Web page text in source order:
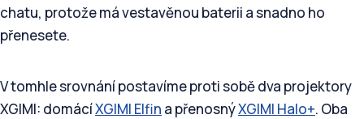
chatu, protože má vestavěnou baterii a snadno ho
přenesete.
V tomhle srovnání postavíme proti sobě dva projektory
XGIMI: domácíXGIMI Elfin a přenosnýXGIMI Halo+. Oba